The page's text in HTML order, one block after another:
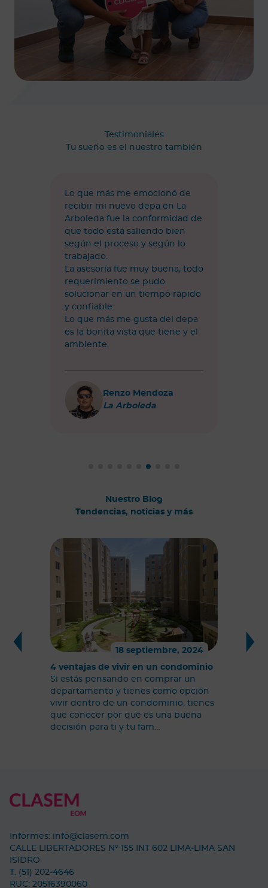
Testimoniales
Tu sueño es el nuestro también
Lo que más me emocionó de
recibir mi nuevo depa en La
Arboleda fue la conformidad de
que todo está saliendo bien
según el proceso y según lo
trabajado.
La asesoría fue muy buena, todo
requerimiento se pudo
solucionar en un tiempo rápido
y confiable.
Lo que más me gusta del depa
es la bonita vista que tiene y el
ambiente.
Renzo Mendoza
La Arboleda
Nuestro Blog
Tendencias, noticias y más
18 septiembre, 2024
4 ventajas de vivir en un condominio
Si estás pensando en comprar un
departamento y tienes como opción
vivir dentro de un condominio, tienes
que conocer por qué es una buena
decisión para ti y tu fam…
Informes: info@clasem.com
CALLE LIBERTADORES N° 155 INT 602 LIMA-LIMA SAN
ISIDRO
T. (51) 202-4646
RUC: 20516390060